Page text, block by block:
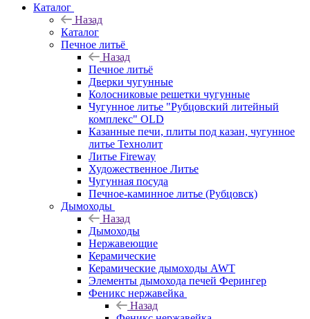
Каталог
Назад
Каталог
Печное литьё
Назад
Печное литьё
Дверки чугунные
Колосниковые решетки чугунные
Чугунное литье "Рубцовский литейный
комплекс" OLD
Казанные печи, плиты под казан, чугунное
литье Технолит
Литье Fireway
Художественное Литье
Чугунная посуда
Печное-каминное литье (Рубцовск)
Дымоходы
Назад
Дымоходы
Нержавеющие
Керамические
Керамические дымоходы AWT
Элементы дымохода печей Ферингер
Феникс нержавейка
Назад